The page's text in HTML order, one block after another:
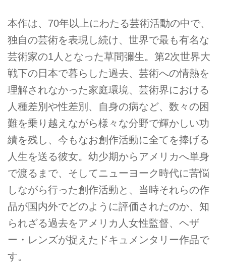
本作は、70年以上にわたる芸術活動の中で、
独自の芸術を表現し続け、世界で最も有名な
芸術家の1人となった草間彌生。第2次世界大
戦下の日本で暮らした過去、芸術への情熱を
理解されなかった家庭環境、芸術界における
人種差別や性差別、自身の病など、数々の困
難を乗り越えながら様々な分野で輝かしい功
績を残し、今もなお創作活動に全てを捧げる
人生を送る彼女。幼少期からアメリカへ単身
で渡るまで、そしてニューヨーク時代に苦悩
しながら行った創作活動と、当時それらの作
品が国内外でどのように評価されたのか、知
られざる過去をアメリカ人女性監督、ヘザ
ー・レンズが捉えたドキュメンタリー作品で
す。